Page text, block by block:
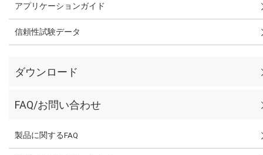
アプリケーションガイド
信頼性試験データ
ダウンロード
FAQ/お問い合わせ
製品に関するFAQ